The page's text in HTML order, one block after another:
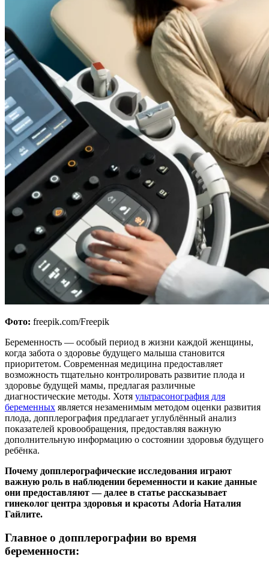
Фото: freepik.com/Freepik
Беременность — особый период в жизни каждой женщины,
когда забота о здоровье будущего малыша становится
приоритетом. Современная медицина предоставляет
возможность тщательно контролировать развитие плода и
здоровье будущей мамы, предлагая различные
диагностические методы. Хотя ультрасонография для
беременных является незаменимым методом оценки развития
плода, допплерография предлагает углублённый анализ
показателей кровообращения, предоставляя важную
дополнительную информацию о состоянии здоровья будущего
ребёнка.
Почему допплерографические исследования играют
важную роль в наблюдении беременности и какие данные
они предоставляют — далее в статье рассказывает
гинеколог центра здоровья и красоты Adoria Наталия
Гайлитe.
Главное о допплерографии во время
беременности: